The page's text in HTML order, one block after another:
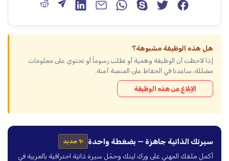
هل هذه الوظيفة مشبوهة؟
إذا لاحظت أن الوظيفة وهمية أو تطلب رسوماً أو تحتوي على معلومات
مضللة، ساعدنا في الحفاظ على المنصة آمنة.
الإبلاغ عن هذه الوظيفة
سيرتك الذاتية جاهزة — بضغطة واحدة ✨ جديد
أكمل ملفك المهني على ورك لينك وحمّل سيرة ذاتية احترافية بالعربية في